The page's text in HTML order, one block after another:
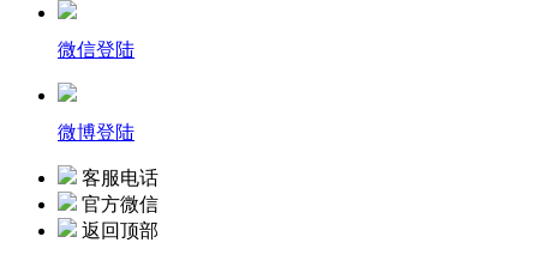
微信登陆
微博登陆
客服电话
官方微信
返回顶部